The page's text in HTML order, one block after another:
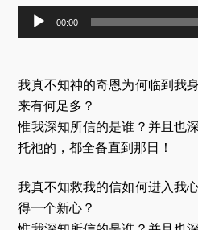
器
00:00
我真不知神的奇恩为何临到我
来有何足多？
惟我深知所信的是谁？并且也
托祂的，都全备直到那日！
我真不知救我的信如何进入我
得一个新心？